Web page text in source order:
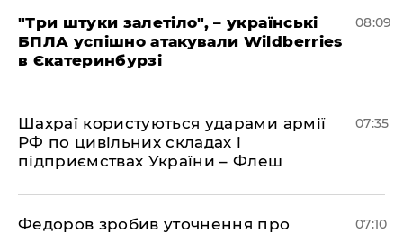
"Три штуки залетіло", – українські
БПЛА успішно атакували Wildberries
в Єкатеринбурзі
08:09
Шахраї користуються ударами армії
РФ по цивільних складах і
підприємствах України – Флеш
07:35
Федоров зробив уточнення про 07:10